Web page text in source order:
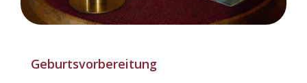
Geburtsvorbereitung